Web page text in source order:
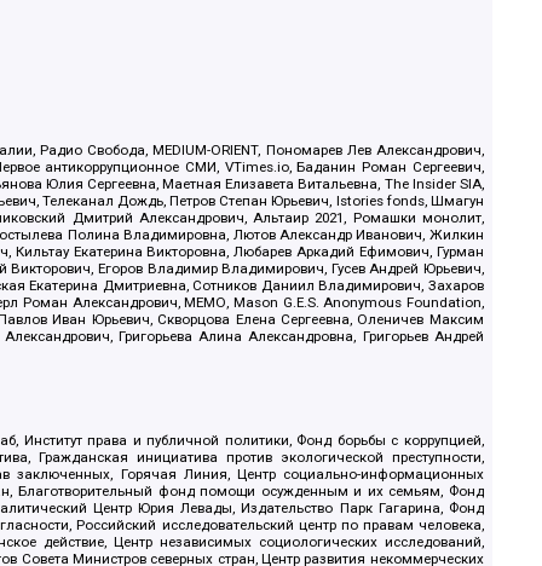
Радио Свобода, MEDIUM-ORIENT, Пономарев Лев Александрович,
антикоррупционное СМИ, VTimes.io, Баданин Роман Сергеевич,
Юлия Сергеевна, Маетная Елизавета Витальевна, The Insider SIA,
Телеканал Дождь, Петров Степан Юрьевич, Istories fonds, Шмагун
Дмитрий Александрович, Альтаир 2021, Ромашки монолит,
Полина Владимировна, Лютов Александр Иванович, Жилкин
Екатерина Викторовна, Любарев Аркадий Ефимович, Гурман
Егоров Владимир Владимирович, Гусев Андрей Юрьевич,
Екатерина Дмитриевна, Сотников Даниил Владимирович, Захаров
Роман Александрович, МЕМО, Mason G.E.S. Anonymous Foundation,
Иван Юрьевич, Скворцова Елена Сергеевна, Оленичев Максим
Григорьева Алина Александровна, Григорьев Андрей
Институт права и публичной политики, Фонд борьбы с коррупцией,
Гражданская инициатива против экологической преступности,
заключенных, Горячая Линия, Центр социально-информационных
Благотворительный фонд помощи осужденным и их семьям, Фонд
Центр Юрия Левады, Издательство Парк Гагарина, Фонд
Российский исследовательский центр по правам человека,
действие, Центр независимых социологических исследований,
Министров северных стран, Центр развития некоммерческих